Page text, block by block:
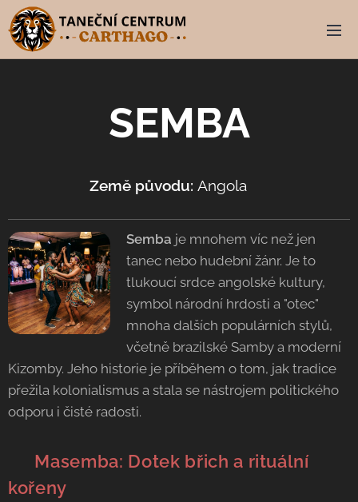
SEMBA
Země původu:Angola
Semba je mnohem víc než jen
tanec nebo hudební žánr. Je to
tlukoucí srdce angolské kultury,
symbol národní hrdosti a "otec"
mnoha dalších populárních stylů,
včetně brazilské Samby a moderní
Kizomby. Jeho historie je příběhem o tom, jak tradice
přežila kolonialismus a stala se nástrojem politického
odporu i čisté radosti.
🇦🇴 Masemba: Dotek břich a rituální
kořeny